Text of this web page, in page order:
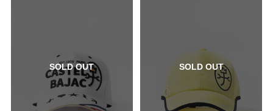
SOLD OUT SOLD OUT